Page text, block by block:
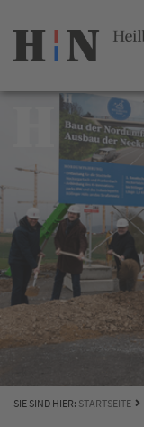
SIE SIND HIER: STARTSEITE